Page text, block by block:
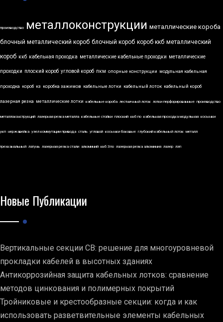
производство металлоконструкции металлические короба
блочный металлический короб блочный короб короб ккб металлический
короб ккб кабельная проходка металлические кабельные проходки металлические
проходки плоский короб угловой короб пкм опорные конструкции модульная кабельная
проходка короб кз коробка зажимов кабельные лотки кабельный лоток кабельный короб
лазерная резка металлические лотки кабельные короба лестничный лоток лотки перфорированные производство
металлоконструкций лазерная резка металла кабельные стойки плоский ккб по кабельная проходка модульная косынки
укп нержавейка узел коммутации привода сталь угловой косынки боковые глубокий кабельный лоток металл
трехканальный латунь лазерная резка стали алюминий ккб 3по лазерная резка алюминия лазер лэп
Новые Публикации
Вертикальные секции СВ: решение для многоуровневой
прокладки кабелей в высотных зданиях
Антикоррозийная защита кабельных лотков: сравнение
методов цинкования и полимерных покрытий
Тройниковые и крестообразные секции: когда и как
использовать разветвительные элементы кабельных